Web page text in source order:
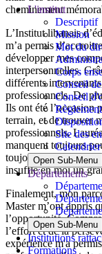
L'institut
Descriptif
Mission
Mot du
Corps
Conseil
Conseil
Site des
Open Sub-Menu
Départements
Open Sub-Menu
Institutions
Formations
cheminement
L’Institut libanais
m’a permis
développer mes
interpersonnelles.
différents
professionnels. De
Ils ont été l’occasion
terrain, et de trouver
professionnels.
manquent toujours
toujours
insuffle en moi un
Finalement, mon
Master m’ont appris
l’opportunité.
l’effort et de la
expérience m'a